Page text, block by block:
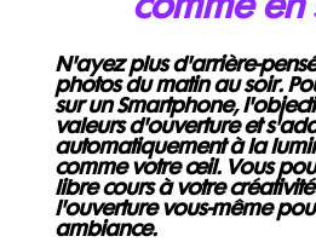
comme en
N'ayez plus d'arrière-
photos du matin au soir.
sur un Smartphone,
valeurs d'ouverture et
automatiquement à la
comme votre œil. Vous
libre cours à votre
l'ouverture vous-même
ambiance.